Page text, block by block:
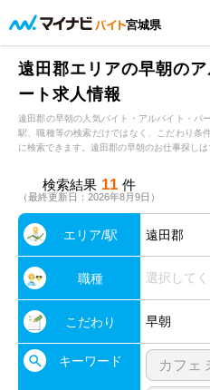
宮城県
遠田郡エリアの早朝の
ート求人情報
遠田郡の早朝の人気バイト・アルバイト・パ
駅、職種等の検索だけではなく、こだわり条
に検索できます。遠田郡の早朝のお仕事探しは
検索結果 11 件
（最終更新日：2026年8月9日）
エリア/駅 遠田郡
職種 選択して
こだわり 早朝
キーワード